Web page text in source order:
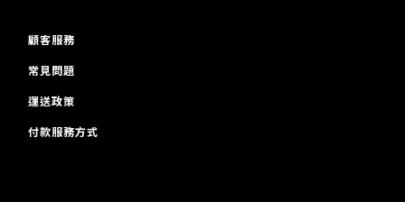
顧客服務
常見問題
運送政策
付款服務方式